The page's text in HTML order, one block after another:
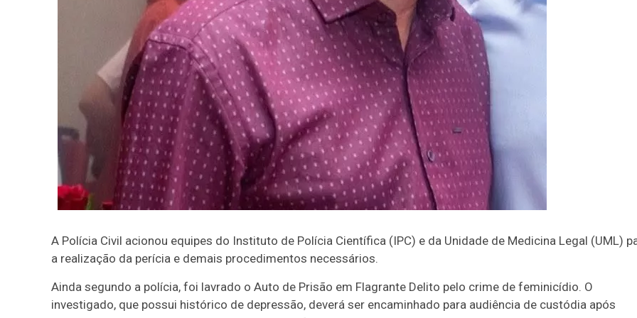
A Polícia Civil acionou equipes do Instituto de Polícia Científica (IPC) e da Unidade de Medicina Legal (UML)
a realização da perícia e demais procedimentos necessários.
Ainda segundo a polícia, foi lavrado o Auto de Prisão em Flagrante Delito pelo crime de feminicídio. O
investigado, que possui histórico de depressão, deverá ser encaminhado para audiência de custódia após